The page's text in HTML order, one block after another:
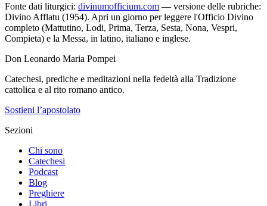
Fonte dati liturgici: divinumofficium.com — versione delle rubriche:
Divino Afflatu (1954). Apri un giorno per leggere l'Officio Divino
completo (Mattutino, Lodi, Prima, Terza, Sesta, Nona, Vespri,
Compieta) e la Messa, in latino, italiano e inglese.
Don Leonardo Maria Pompei
Catechesi, prediche e meditazioni nella fedeltà alla Tradizione
cattolica e al rito romano antico.
Sostieni l’apostolato
Sezioni
Chi sono
Catechesi
Podcast
Blog
Preghiere
Libri